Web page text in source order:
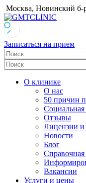
Москва, Новинский б-
Записаться на прием
О клинике
О нас
50 причин
Социальная
Отзывы
Лицензии и
Новости
Блог
Вакансии
Услуги и цены